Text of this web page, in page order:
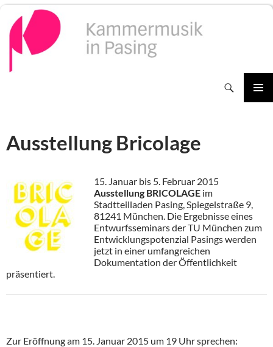
Inhalt
springen
Ausstellung Bricolage
15. Januar bis 5. Februar 2015
Ausstellung BRICOLAGE im
Stadtteilladen Pasing, Spiegelstraße 9,
81241 München. Die Ergebnisse eines
Entwurfsseminars der TU München zum
Entwicklungspotenzial Pasings werden
jetzt in einer umfangreichen
Dokumentation der Öffentlichkeit
präsentiert.
Zur Eröffnung am 15. Januar 2015 um 19 Uhr sprechen: